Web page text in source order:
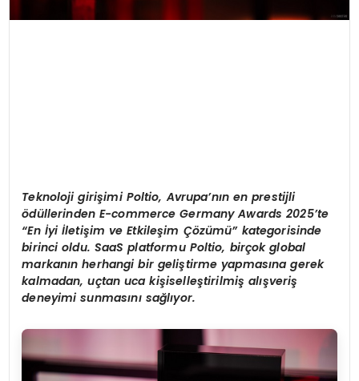
Teknoloji girişimi Poltio, Avrupa’nın en prestijli
ödüllerinden E-commerce Germany Awards 2025’te
“En İyi İletişim ve Etkileşim Çözümü” kategorisinde
birinci oldu. SaaS platformu Poltio, birçok global
markanın herhangi bir geliştirme yapmasına gerek
kalmadan, uçtan uca kişiselleştirilmişalışveriş
deneyimi sunmasını sağlıyor.